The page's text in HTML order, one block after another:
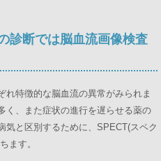
診断では脳血流画像検査
れ特徴的な脳血流の異常がみられま
く、また症状の進行を遅らせる薬の
気と区別するために、SPECT(スペク
ます。